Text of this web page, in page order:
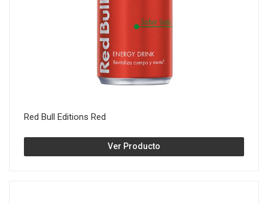
Red Bull Editions Red
Ver Producto